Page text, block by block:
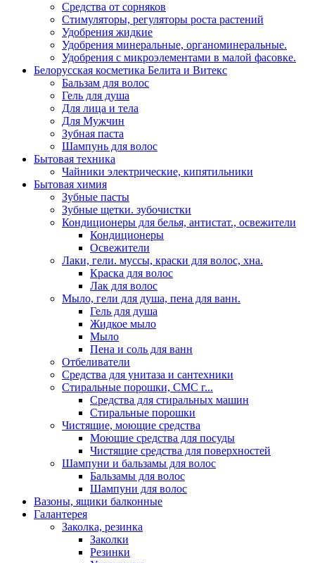
Средства от сорняков
Стимуляторы, регуляторы роста растений
Удобрения жидкие
Удобрения минеральные, органоминеральные.
Удобрения с микроэлементами в малой фасовке.
Белорусская косметика Белита и Витекс
Бальзам для волос
Гель для душа
Для лица и тела
Для Мужчин
Зубная паста
Шампунь для волос
Бытовая техника
Чайники электрические, кипятильники
Бытовая химия
Зубные пасты
Зубные щетки. зубочистки
Кондиционеры для белья, антистат., освежители
Кондиционеры
Освежители
Лаки, гели. муссы, краски для волос, хна.
Краска для волос
Лак для волос
Мыло, гели для душа, пена для ванн.
Гель для душа
Жидкое мыло
Мыло
Пена и соль для ванн
Отбеливатели
Средства для унитаза и сантехники
Стиральные порошки, СМС г...
Средства для стиральных машин
Стиральные порошки
Чистящие, моющие средства
Моющие средства для посуды
Чистящие средства для поверхностей
Шампуни и бальзамы для волос
Бальзамы для волос
Шампуни для волос
Вазоны, ящики балконные
Галантерея
Заколка, резинка
Заколки
Резинки